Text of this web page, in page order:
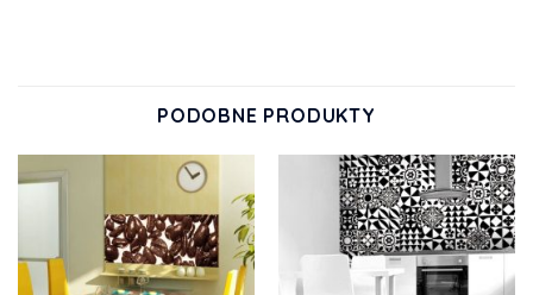
PODOBNE PRODUKTY